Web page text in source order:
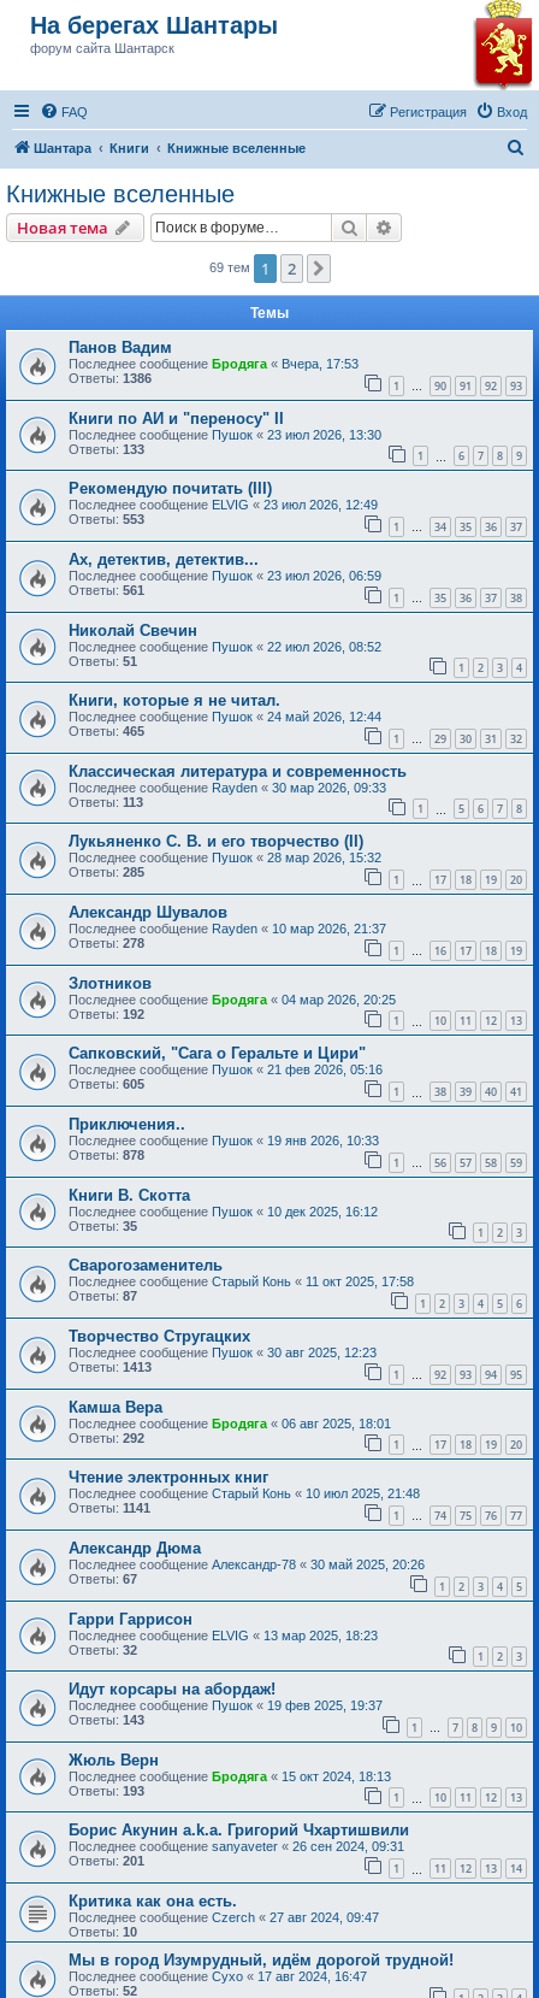
На берегах Шантары
форум сайта Шантарск
FAQ Вход
Регистрация
Шантара Книги Книжные вселенные
Книжные вселенные
Новая тема Поиск
69 тем 1 2
Темы
Панов Вадим
Последнее сообщение Бродяга « Вчера, 17:53
Ответы: 1386 1 … 90 91 92 93
Книги по АИ и "переносу" II
Последнее сообщение Пушок « 23 июл 2026, 13:30
Ответы: 133 1 6 7 8 9
Рекомендую почитать (III)
Последнее сообщение ELVIG « 23 июл 2026, 12:49
Ответы: 553 1 … 34 35 36 37
Ах, детектив, детектив...
Последнее сообщение Пушок « 23 июл 2026, 06:59
Ответы: 561 1 … 35 36 37 38
Николай Свечин
Последнее сообщение Пушок « 22 июл 2026, 08:52
Ответы: 51 1 2 3 4
Книги, которые я не читал.
Последнее сообщение Пушок « 24 май 2026, 12:44
Ответы: 465 1 … 29 30 31 32
Классическая литература и современность
Последнее сообщение Rayden « 30 мар 2026, 09:33
Ответы: 113 1 5 6 7 8
Лукьяненко С. В. и его творчество (II)
Последнее сообщение Пушок « 28 мар 2026, 15:32
Ответы: 285 1 17 18 19 20
Александр Шувалов
Последнее сообщение Rayden « 10 мар 2026, 21:37
Ответы: 278 1 … 16 17 18 19
Злотников
Последнее сообщение Бродяга « 04 мар 2026, 20:25
Ответы: 192 1 10 11 12 13
Сапковский, "Сага о Геральте и Цири"
Последнее сообщение Пушок « 21 фев 2026, 05:16
Ответы: 605 1 38 39 40 41
Приключения..
Последнее сообщение Пушок « 19 янв 2026, 10:33
Ответы: 878 1 … 56 57 58 59
Книги В. Скотта
Последнее сообщение Пушок « 10 дек 2025, 16:12
Ответы: 35 1 2 3
Сварогозаменитель
Последнее сообщение Старый Конь « 11 окт 2025, 17:58
Ответы: 87 1 2 3 4 5 6
Творчество Стругацких
Последнее сообщение Пушок « 30 авг 2025, 12:23
Ответы: 1413 1 … 92 93 94 95
Камша Вера
Последнее сообщение Бродяга « 06 авг 2025, 18:01
Ответы: 292 1 17 18 19 20
Чтение электронных книг
Последнее сообщение Старый Конь « 10 июл 2025, 21:48
Ответы: 1141 1 … 74 75 76 77
Александр Дюма
Последнее сообщение Александр-78 « 30 май 2025, 20:26
Ответы: 67 1 2 3 4 5
Гарри Гаррисон
Последнее сообщение ELVIG « 13 мар 2025, 18:23
Ответы: 32 1 2 3
Идут корсары на абордаж!
Последнее сообщение Пушок « 19 фев 2025, 19:37
Ответы: 143 1 … 7 8 9 10
Жюль Верн
Последнее сообщение Бродяга « 15 окт 2024, 18:13
Ответы: 193 1 10 11 12 13
Борис Акунин a.k.a. Григорий Чхартишвили
Последнее сообщение sanyaveter « 26 сен 2024, 09:31
Ответы: 201 1 11 12 13 14
Критика как она есть.
Последнее сообщение Czerch « 27 авг 2024, 09:47
Ответы: 10
Мы в город Изумрудный, идём дорогой трудной!
Последнее сообщение Сухо « 17 авг 2024, 16:47
Ответы: 52